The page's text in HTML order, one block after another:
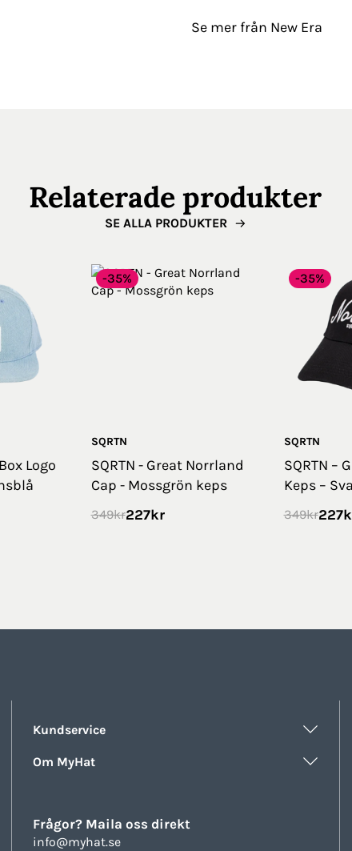
Se mer från New Era
Relaterade produkter
SE ALLA PRODUKTER
Logo
-35%
SQRTN
SQRTN - Great Norrland
Cap - Mossgrön keps
349kr227kr
-35%
SQRTN
SQRTN –
Keps –
349kr227
Kundservice
Om MyHat
Frågor? Maila oss direkt
info@myhat.se